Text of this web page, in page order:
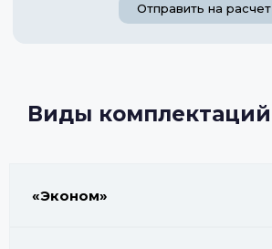
Отправить на расчет
Виды комплектаций
«Эконом»